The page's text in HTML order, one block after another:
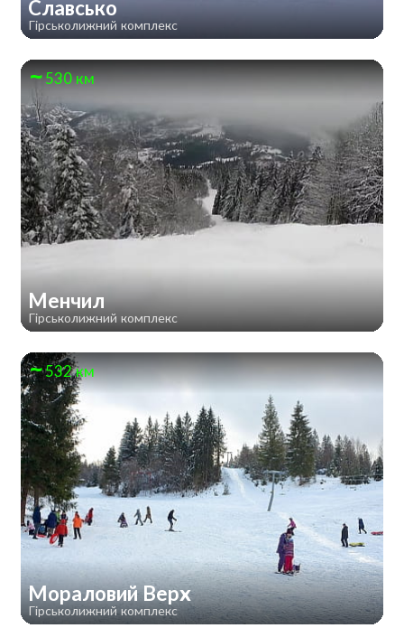
Славсько
Гірськолижний комплекс
530 км
Менчил
Гірськолижний комплекс
532 км
Мораловий Верх
Гірськолижний комплекс